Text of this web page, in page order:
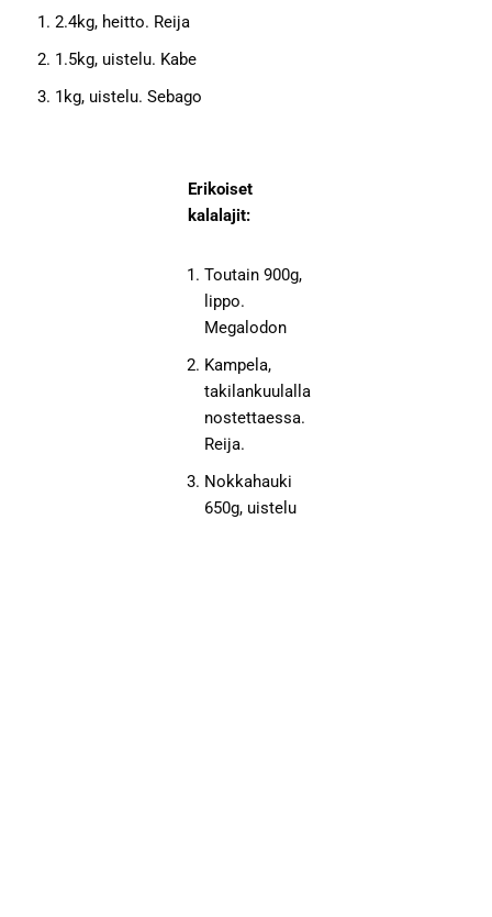
2.4kg, heitto. Reija
1.5kg, uistelu. Kabe
1kg, uistelu. Sebago
Erikoiset
kalalajit:
Toutain 900g,
lippo.
Megalodon
Kampela,
takilankuulalla
nostettaessa.
Reija.
Nokkahauki
650g, uistelu